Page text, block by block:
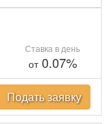
Ставка в день
от0.07%
Подать заявку